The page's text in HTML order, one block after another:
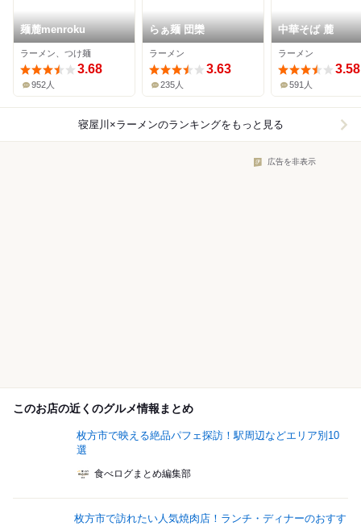
麺麓menroku
ラーメン、つけ麺
3.68
952人
らぁ麺 団欒
ラーメン
3.63
235人
中華そば 麓
ラーメン
3.58
591人
寝屋川×ラーメンのランキングをもっと見る
広告を非表示
このお店の近くのグルメ情報まとめ
枚方市で映える絶品パフェ探訪！駅周辺などエリア別10
選
食べログまとめ編集部
枚方市で訪れたい人気焼肉店！ランチ・ディナーのおすす